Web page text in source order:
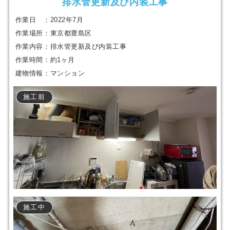
排水管更新及び内装工事
作業日 ：2022年7月
作業場所：東京都豊島区
作業内容：排水管更新及び内装工事
作業時間：約1ヶ月
建物情報：マンション
施工前
施工中